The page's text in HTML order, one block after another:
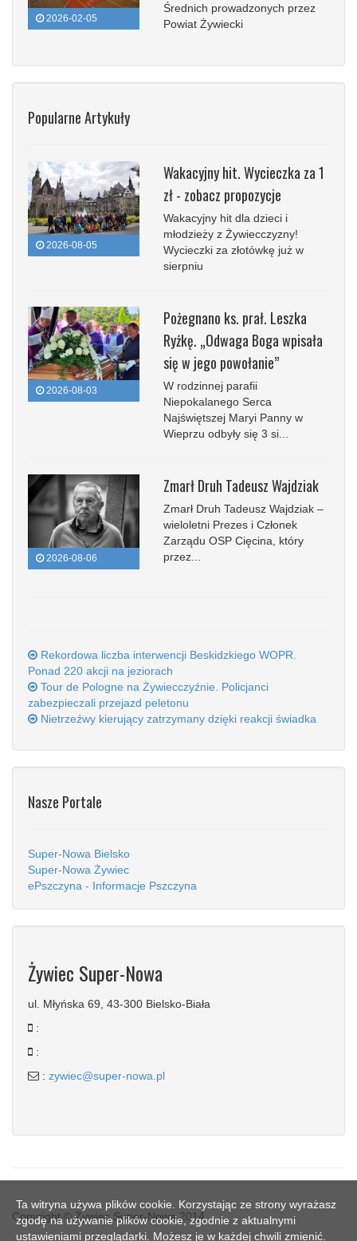
2026-02-05
Średnich prowadzonych przez
Powiat Żywiecki
Popularne Artykuły
2026-08-05
Wakacyjny hit. Wycieczka za 1
zł - zobacz propozycje
Wakacyjny hit dla dzieci i
młodzieży z Żywiecczyzny!
Wycieczki za złotówkę już w
sierpniu
2026-08-03
Pożegnano ks. prał. Leszka
Ryżkę. „Odwaga Boga wpisała
się w jego powołanie”
W rodzinnej parafii
Niepokalanego Serca
Najświętszej Maryi Panny w
Wieprzu odbyły się 3 si...
2026-08-06
Zmarł Druh Tadeusz Wajdziak
Zmarł Druh Tadeusz Wajdziak –
wieloletni Prezes i Członek
Zarządu OSP Cięcina, który
przez...
Rekordowa liczba interwencji Beskidzkiego WOPR.
Ponad 220 akcji na jeziorach
Tour de Pologne na Żywiecczyźnie. Policjanci
zabezpieczali przejazd peletonu
Nietrzeźwy kierujący zatrzymany dzięki reakcji świadka
Nasze Portale
Super-Nowa Bielsko
Super-Nowa Żywiec
ePszczyna - Informacje Pszczyna
Żywiec Super-Nowa
ul. Młyńska 69, 43-300 Bielsko-Biała
:
:
: zywiec@super-nowa.pl
Copyright © Żywiec Super-Nowa 2014
Ta witryna używa plików cookie. Korzystając ze strony wyrażasz
zgodę na używanie plików cookie, zgodnie z aktualnymi
ustawieniami przeglądarki. Możesz je w każdej chwili zmienić.